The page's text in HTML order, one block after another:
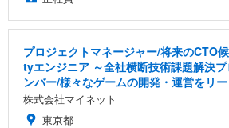
プロジェクトマネージャー/将来のCTO
tyエンジニア ～全社横断技術課題解決
ンバー/様々なゲームの開発・運営をリ
株式会社マイネット
東京都